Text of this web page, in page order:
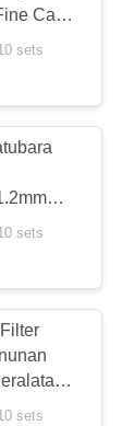
17
Cake
sets
sets
Padat
sets